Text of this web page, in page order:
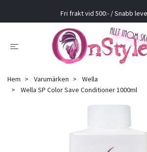
Fri frakt vid 500:- / Snabb
Hem Varumärken
Wella
Wella SP Color Save Conditioner 1000ml